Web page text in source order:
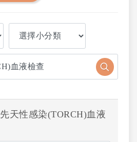
天性感染(TORCH)血液